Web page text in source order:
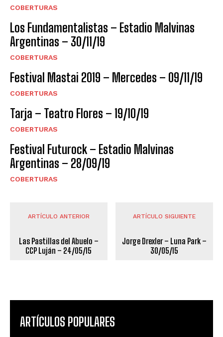
COBERTURAS
Los Fundamentalistas – Estadio Malvinas
Argentinas – 30/11/19
COBERTURAS
Festival Mastai 2019 – Mercedes – 09/11/19
COBERTURAS
Tarja – Teatro Flores – 19/10/19
COBERTURAS
Festival Futurock – Estadio Malvinas
Argentinas – 28/09/19
COBERTURAS
ARTÍCULO ANTERIOR
Las Pastillas del Abuelo –
CCP Luján – 24/05/15
ARTÍCULO SIGUIENTE
Jorge Drexler – Luna Park –
30/05/15
ARTÍCULOS POPULARES